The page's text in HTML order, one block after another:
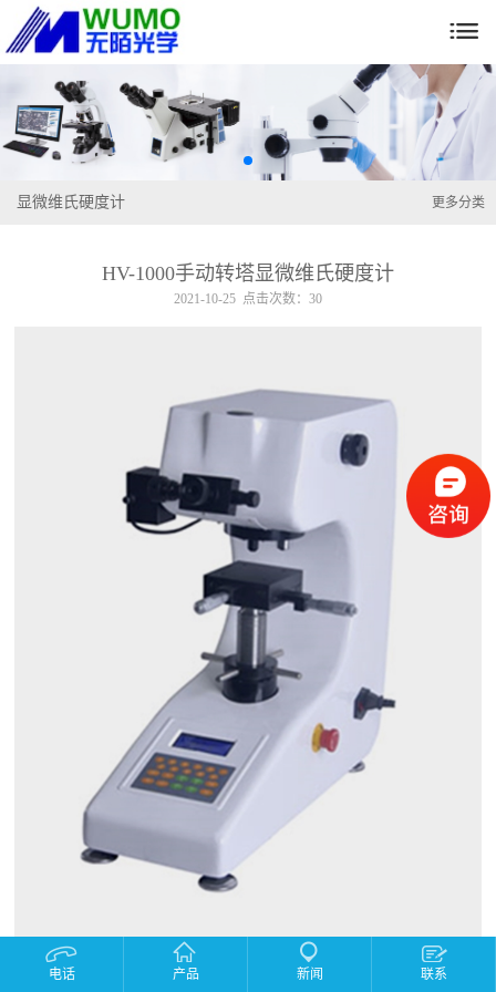

更多分类
显微维氏硬度计
HV-1000手动转塔显微维氏硬度计
2021-10-25 点击次数：30
产品描述：
电话 产品 新闻 联系